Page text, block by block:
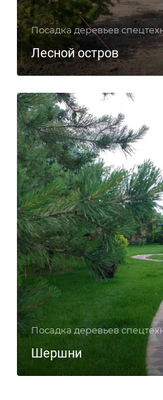
Посадка деревьев
Лесной остров
Посадка деревьев
Шершни